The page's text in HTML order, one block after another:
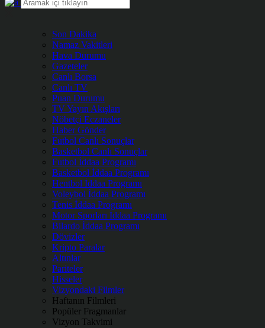
Son Dakika
Namaz Vakitleri
Hava Durumu
Gazeteler
Canlı Borsa
Canlı TV
Puan Durumu
TV Yayın Akışları
Nöbetçi Eczaneler
Haber Gönder
Futbol Canlı Sonuçlar
Basketbol Canlı Sonuçlar
Futbol İddaa Programı
Basketbol İddaa Programı
Hentbol İddaa Programı
Voleybol İddaa Programı
Tenis İddaa Programı
Motor Sporları İddaa Programı
Bilardo İddaa Programı
Dövizler
Kripto Paralar
Altınlar
Pariteler
Hisseler
Vizyondaki Filmler
Haftanın Filmleri
Popüler Fragmanlar
Vizyon Takvimi